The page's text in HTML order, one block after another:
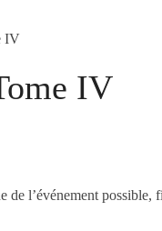
IV
IV
l’événement possible,